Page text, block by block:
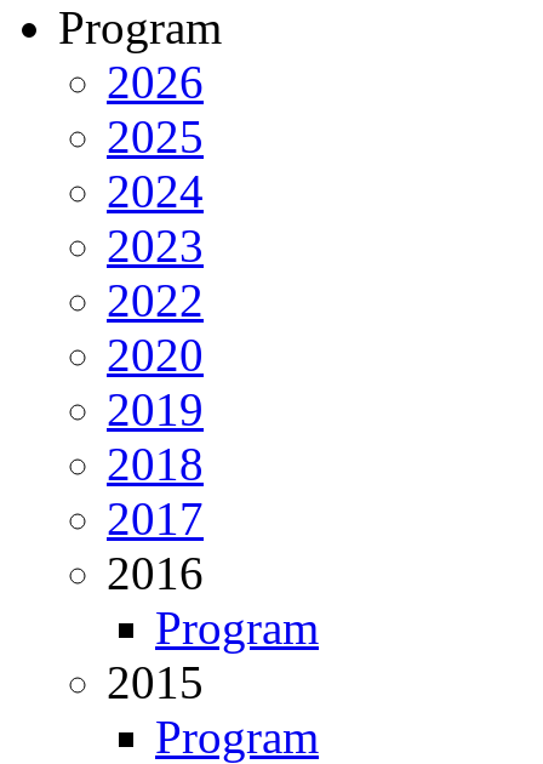
Program
2026
2025
2024
2023
2022
2020
2019
2018
2017
2016
Program
2015
Program